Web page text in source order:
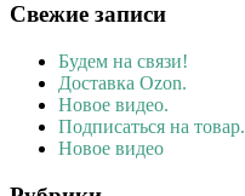
Свежие записи
Будем на связи!
Доставка Ozon.
Новое видео.
Подписаться на товар.
Новое видео